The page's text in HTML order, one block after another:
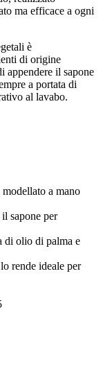
ma efficace a ogni
è
di origine
appendere il sapone
a portata di
al lavabo.
modellato a mano
sapone per
di olio di palma e
rende ideale per